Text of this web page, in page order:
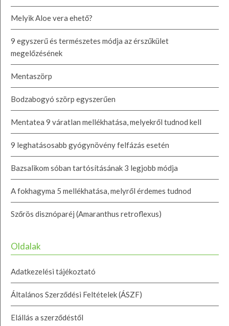
Melyik Aloe vera ehető?
9 egyszerű és természetes módja az érszűkület
megelőzésének
Mentaszörp
Bodzabogyó szörp egyszerűen
Mentatea 9 váratlan mellékhatása, melyekről tudnod kell
9 leghatásosabb gyógynövény felfázás esetén
Bazsalikom sóban tartósításának 3 legjobb módja
A fokhagyma 5 mellékhatása, melyről érdemes tudnod
Szőrös disznóparéj (Amaranthus retroflexus)
Oldalak
Adatkezelési tájékoztató
Általános Szerződési Feltételek (ÁSZF)
Elállás a szerződéstől